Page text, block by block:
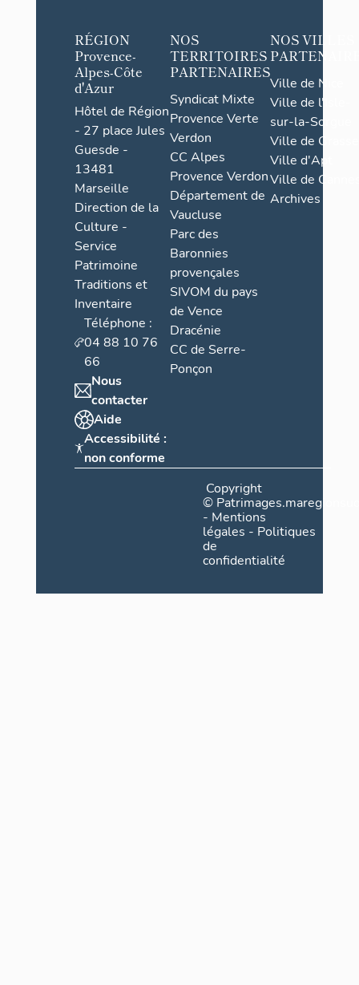
RÉGION
Provence-
Alpes-Côte
d'Azur
Hôtel de Région
- 27 place Jules
Guesde -
13481
Marseille
Direction de la
Culture -
Service
Patrimoine
Traditions et
Inventaire
Téléphone :
04 88 10 76
66
Nous
contacter
Aide
Accessibilité :
non conforme
NOS
TERRITOIRES
PARTENAIRES
Syndicat Mixte
Provence Verte
Verdon
CC Alpes
Provence Verdon
Département de
Vaucluse
Parc des
Baronnies
provençales
SIVOM du pays
de Vence
Dracénie
CC de Serre-
Ponçon
NOS VILLES
Ville de Nice
Ville de l'Isle-
sur-la-Sorgue
Ville de Grasse
Ville d'Apt
Ville de
Archives
Copyright
©
- Mentions
légales - Politiques
de
confidentialité